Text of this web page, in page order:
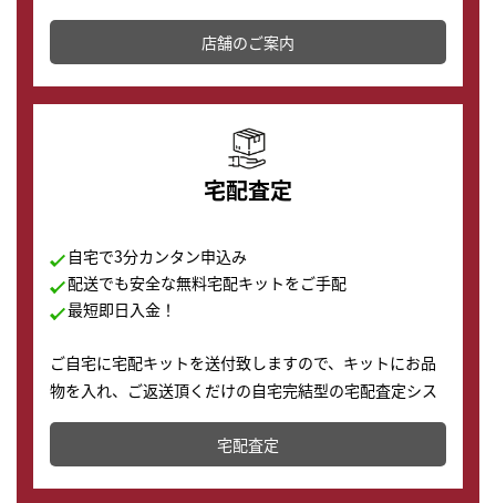
その場で現金買取致します。渋谷本店では、時計販売の
店舗を併設しており、下取りに出してお得に新しい時計
の購入もできます♪
店舗のご案内
宅配査定
自宅で3分カンタン申込み
配送でも安全な無料宅配キットをご手配
最短即日入金！
ご自宅に宅配キットを送付致しますので、キットにお品
物を入れ、ご返送頂くだけの自宅完結型の宅配査定シス
テムです。
配送でも簡単&安全に査定・買取に出すことが可能で
す。
宅配査定